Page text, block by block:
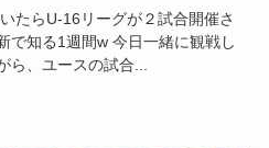
たらU-16リーグが２試合開催さ
で知る1週間w 今日一緒に観戦し
ら、ユースの試合...